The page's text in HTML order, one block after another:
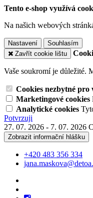
Tento e-shop využívá
Na našich webových
Nastavení
Souhlasím
Zavřít cookie lištu
Vaše soukromí je důležité.
Cookies nezbytné pro
Marketingové cookies
Analytické cookies
Potvrzuji
27. 07. 2026 - 7. 07. 2026
Zobrazit informační hlášku
+420 483 356 334